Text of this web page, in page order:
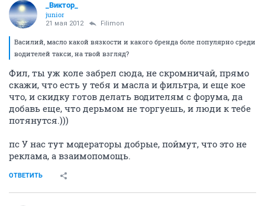
_Виктор_
juniоr
21 мая 2012 Filimon
Василий, масло какой вязкости и какого бренда боле популярно среди
водителей такси, на твой взгляд?
Фил, ты уж коле забрел сюда, не скромничай, прямо
скажи, что есть у тебя и масла и фильтра, и еще кое
что, и скидку готов делать водителям с форума, да
добавь еще, что дерьмом не торгуешь, и люди к тебе
потянутся.)))
пс У нас тут модераторы добрые, поймут, что это не
реклама, а взаимопомощь.
ОТВЕТИТЬ